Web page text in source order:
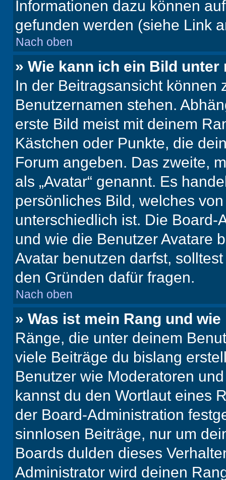
Informationen dazu können
gefunden werden (siehe Link
Nach oben
» Wie kann ich ein Bild
In der Beitragsansicht können
Benutzernamen stehen.
erste Bild meist mit deinem
Kästchen oder Punkte, die
Forum angeben. Das zweite,
als „Avatar“ genannt. Es
persönliches Bild, welches
unterschiedlich ist. Die
und wie die Benutzer Avatare
Avatar benutzen darfst,
den Gründen dafür fragen.
Nach oben
» Was ist mein Rang und
Ränge, die unter deinem
viele Beiträge du bislang
Benutzer wie Moderatoren
kannst du den Wortlaut eines
der Board-Administration
sinnlosen Beiträge, nur um
Boards dulden dieses
Administrator wird deinen